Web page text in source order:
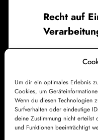
Um dir ein optimales Erlebnis
Cookies, um
Wenn du diesen Technologien
Surfverhalten oder eindeutige
deine Zustimmung nicht erteilst
und Funktionen beeinträchtigt
Recht auf
Sie haben
Ihrer
zu
sich
Das Recht